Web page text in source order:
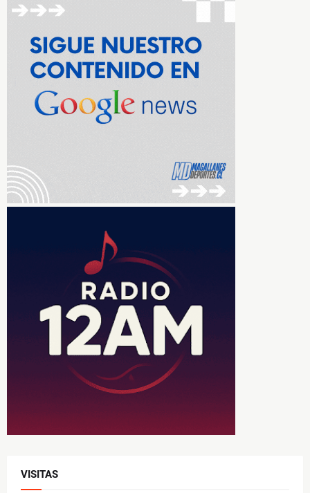
VISITAS